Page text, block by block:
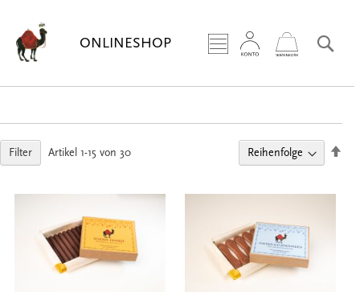
ONLINESHOP
springen
Filter Artikel 1-15 von 30